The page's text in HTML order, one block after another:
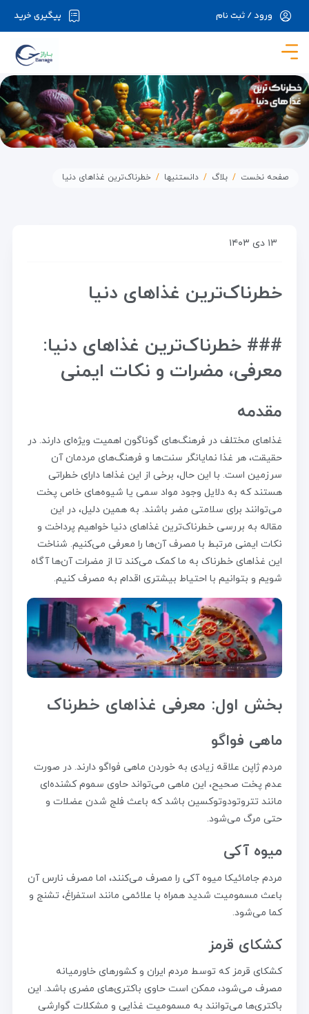
در حال حاضر ارتباط با سرور قطع می باشد لطفا
پیگیری خرید ورود / ثبت نام
صفحه نخست بلاگ دانستنیها خطرناک‌ترین غذاهای دنیا
۱۳ دی ۱۴۰۳
خطرناک‌ترین غذاهای دنیا
### خطرناک‌ترین غذاهای دنیا:
معرفی، مضرات و نکات ایمنی
مقدمه
غذاهای مختلف در فرهنگ‌های گوناگون اهمیت ویژه‌ای دارند. در
حقیقت، هر غذا نمایانگر سنت‌ها و فرهنگ‌های مردمان آن
سرزمین است. با این حال، برخی از این غذاها دارای خطراتی
هستند که به دلایل وجود مواد سمی یا شیوه‌های خاص پخت
می‌توانند برای سلامتی مضر باشند. به همین دلیل، در این
مقاله به بررسی خطرناک‌ترین غذاهای دنیا خواهیم پرداخت و
نکات ایمنی مرتبط با مصرف آن‌ها را معرفی می‌کنیم. شناخت
این غذاهای خطرناک به ما کمک می‌کند تا از مضرات آن‌ها آگاه
شویم و بتوانیم با احتیاط بیشتری اقدام به مصرف کنیم.
بخش اول: معرفی غذاهای خطرناک
ماهی فواگو
مردم ژاپن علاقه زیادی به خوردن ماهی فواگو دارند. در صورت
عدم پخت صحیح، این ماهی می‌تواند حاوی سموم کشنده‌ای
مانند تتروتودوتوکسین باشد که باعث فلج شدن عضلات و
حتی مرگ می‌شود.
میوه آکی
مردم جامائیکا میوه آکی را مصرف می‌کنند، اما مصرف نارس آن
باعث مسمومیت شدید همراه با علائمی مانند استفراغ، تشنج و
کما می‌شود.
کشکای قرمز
کشکای قرمز که توسط مردم ایران و کشورهای خاورمیانه
مصرف می‌شود، ممکن است حاوی باکتری‌های مضری باشد. این
باکتری‌ها می‌توانند به مسمومیت غذایی و مشکلات گوارشی